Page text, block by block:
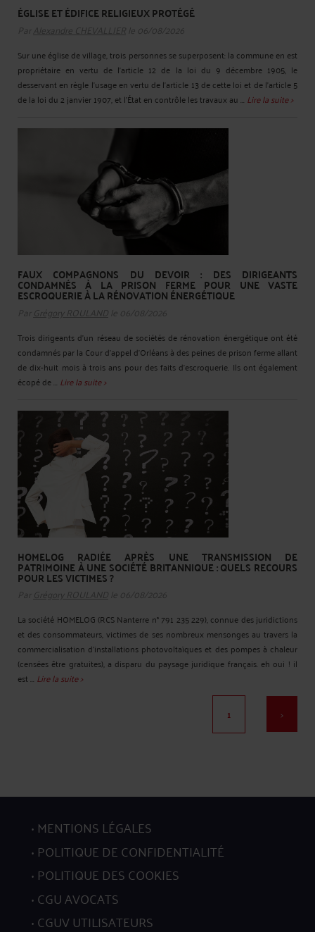
ÉGLISE ET ÉDIFICE RELIGIEUX PROTÉGÉ
Par Alexandre CHEVALLIER le 06/08/2026
Sur une église de village, trois personnes se superposent: la commune en est
propriétaire en vertu de l'article 12 de la loi du 9 décembre 1905, le
desservant en règle l'usage en vertu de l'article 13 de cette loi et de l'article 5
de la loi du 2 janvier 1907, et l'État en contrôle les travaux au ... Lire la suite >
FAUX COMPAGNONS DU DEVOIR : DES DIRIGEANTS
CONDAMNÉS À LA PRISON FERME POUR UNE VASTE
ESCROQUERIE À LA RÉNOVATION ÉNERGÉTIQUE
Par Grégory ROULAND le 06/08/2026
Trois dirigeants d'un réseau de sociétés de rénovation énergétique ont été
condamnés par la Cour d'appel d'Orléans à des peines de prison ferme allant
de dix-huit mois à trois ans pour des faits d'escroquerie. Ils ont également
écopé de ... Lire la suite >
HOMELOG RADIÉE APRÈS UNE TRANSMISSION DE
PATRIMOINE À UNE SOCIÉTÉ BRITANNIQUE : QUELS RECOURS
POUR LES VICTIMES ?
Par Grégory ROULAND le 06/08/2026
La société HOMELOG (RCS Nanterre n° 791 235 229), connue des juridictions
et des consommateurs, victimes de ses nombreux mensonges au travers la
commercialisation d'installations photovoltaïques et des pompes à chaleur
(censées être gratuites), a disparu du paysage juridique français. eh oui ! il
est ... Lire la suite >
1 >
MENTIONS LÉGALES
POLITIQUE DE CONFIDENTIALITÉ
POLITIQUE DES COOKIES
CGU AVOCATS
CGUV UTILISATEURS